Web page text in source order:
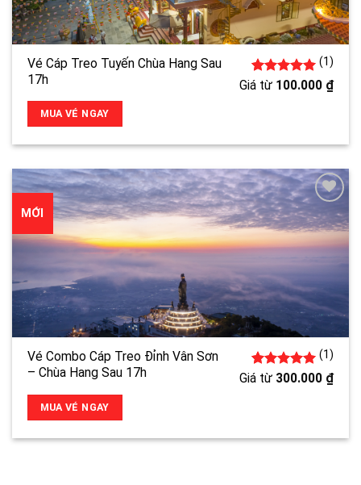
Vé Cáp Treo Tuyến Chùa Hang Sau
17h
5.00trên 5
1
(1)
Giá từ 100.000 ₫
MUA VÉ NGAY
MỚI
Vé Combo Cáp Treo Đỉnh Vân Sơn
– Chùa Hang Sau 17h
5.00trên 5
1
(1)
Giá từ 300.000 ₫
MUA VÉ NGAY